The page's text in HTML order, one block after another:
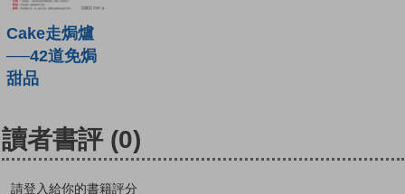
Cake走焗爐
──42道免焗
甜品
讀者書評 (0)
請登入給你的書籍評分